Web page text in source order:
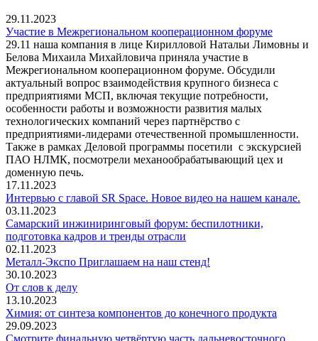
29.11.2023
Участие в Межрегиональном кооперационном форуме
29.11 наша компания в лице Кирилловой Натальи Лимовны и
Белова Михаила Михайловича приняла участие в
Межрегиональном кооперационном форуме. Обсудили
актуальный вопрос взаимодействия крупного бизнеса с
предприятиями МСП, включая текущие потребности,
особенности работы и возможности развития малых
технологических компаний через партнёрство с
предприятиями-лидерами отечественной промышленности.
Также в рамках Деловой программы посетили с экскурсией
ПАО НЛМК, посмотрели механообрабатывающий цех и
доменную печь.
17.11.2023
Интервью с главой SR Space. Новое видео на нашем канале.
03.11.2023
Самарский инжиниринговый форум: беспилотники,
подготовка кадров и тренды отрасли
02.11.2023
Металл-Экспо Приглашаем на наш стенд!
30.10.2023
От слов к делу
13.10.2023
Химия: от синтеза компонентов до конечного продукта
29.09.2023
Смотрите финальную четвёртую часть дальневосточного